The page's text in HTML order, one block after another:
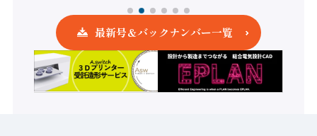
最新号＆バックナンバー一覧